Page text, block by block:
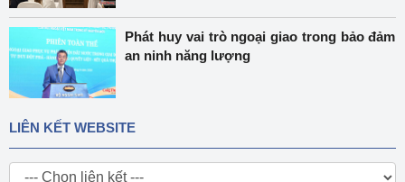
Phát huy vai trò ngoại giao trong bảo đảm
an ninh năng lượng
LIÊN KẾT WEBSITE